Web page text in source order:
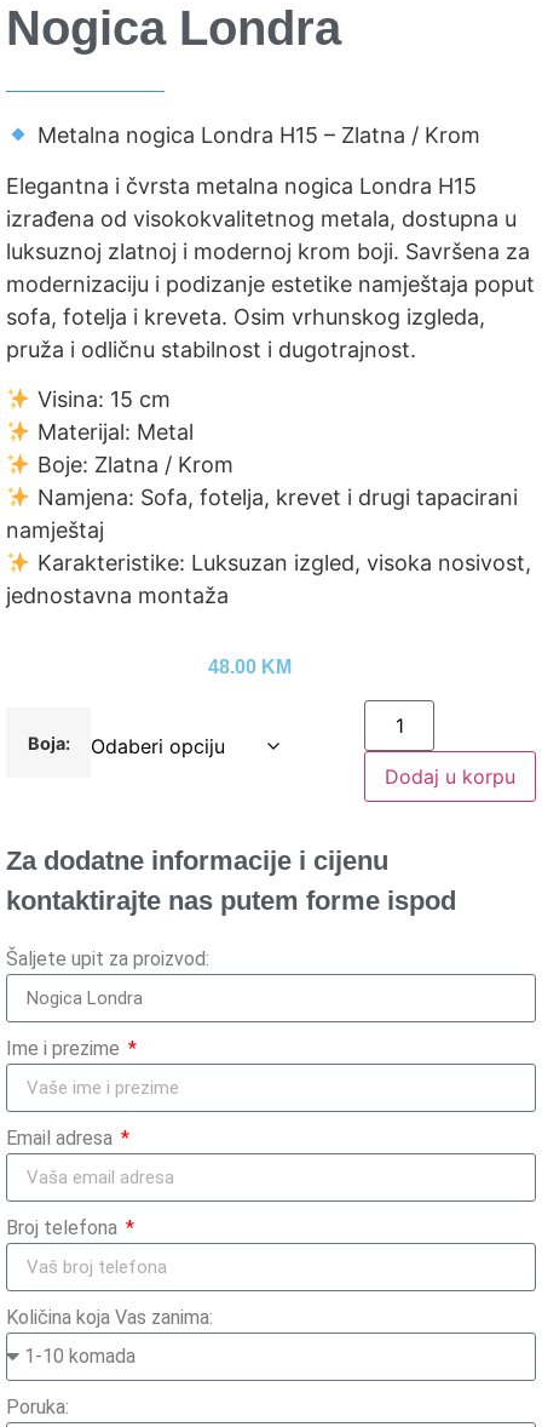
Nogica Londra
Metalna nogica Londra H15 – Zlatna / Krom
Elegantna i čvrsta metalna nogica Londra H15
izrađena od visokokvalitetnog metala, dostupna u
luksuznoj zlatnoj i modernoj krom boji. Savršena za
modernizaciju i podizanje estetike namještaja poput
sofa, fotelja i kreveta. Osim vrhunskog izgleda,
pruža i odličnu stabilnost i dugotrajnost.
Visina: 15 cm
Materijal: Metal
Boje: Zlatna / Krom
Namjena: Sofa, fotelja, krevet i drugi tapacirani
namještaj
Karakteristike: Luksuzan izgled, visoka nosivost,
jednostavna montaža
48.00 KM
Boja:
Dodaj u korpu
Za dodatne informacije i cijenu
kontaktirajte nas putem forme ispod
Šaljete upit za proizvod:
Ime i prezime
Email adresa
Broj telefona
Količina koja Vas zanima:
Poruka: